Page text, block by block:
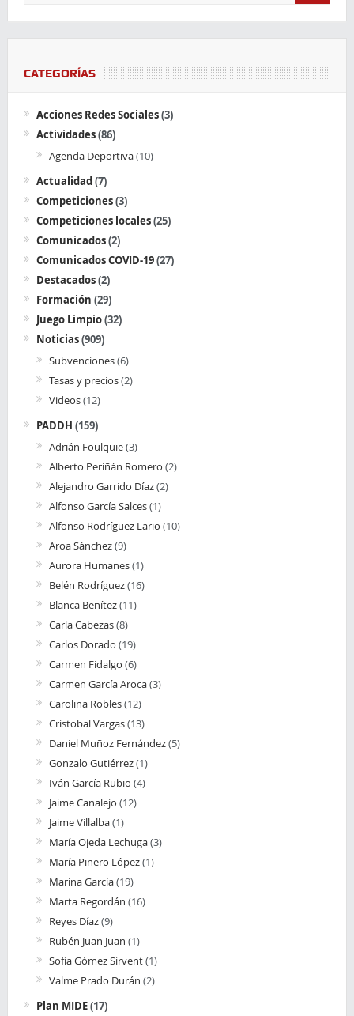
CATEGORÍAS
Acciones Redes Sociales(3)
Actividades(86)
Agenda Deportiva(10)
Actualidad(7)
Competiciones(3)
Competiciones locales(25)
Comunicados(2)
Comunicados COVID-19(27)
Destacados(2)
Formación (29)
Juego Limpio(32)
Noticias(909)
Subvenciones(6)
Tasas y precios(2)
Videos(12)
PADDH (159)
Adrián Foulquie(3)
Alberto Periñán Romero (2)
Alejandro Garrido Díaz(2)
Alfonso García Salces(1)
Alfonso Rodríguez Lario (10)
Aroa Sánchez(9)
Aurora Humanes(1)
Belén Rodríguez(16)
Blanca Benítez(11)
Carla Cabezas(8)
Carlos Dorado (19)
Carmen Fidalgo (6)
Carmen García Aroca(3)
Carolina Robles(12)
Cristobal Vargas(13)
Daniel Muñoz Fernández(5)
Gonzalo Gutiérrez(1)
Iván García Rubio (4)
Jaime Canalejo (12)
Jaime Villalba(1)
María Ojeda Lechuga(3)
María Piñero López(1)
Marina García(19)
Marta Regordán (16)
Reyes Díaz(9)
Rubén Juan Juan (1)
Sofía Gómez Sirvent(1)
Valme Prado Durán (2)
Plan MIDE(17)